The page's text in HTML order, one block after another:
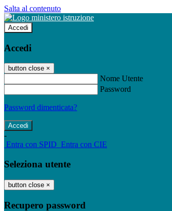
Salta al contenuto
Accedi
Accedi
button close ×
Nome Utente
Password
Password dimenticata?
-
Entra con SPID Entra con CIE
Seleziona utente
button close ×
Recupero password